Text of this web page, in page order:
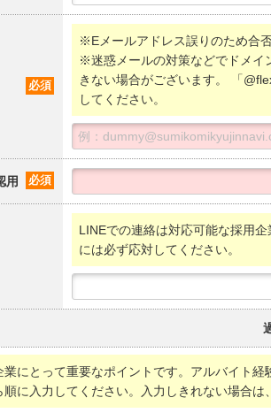
必須
※Eメールアドレス誤りのため合
※迷惑メールの対策などでドメイ
きない場合がございます。 「
してください。
用 必須
LINEでの連絡は対応可能な採用
には必ず応対してください。
業にとって重要なポイントです。アルバイト
に入力してください。入力しきれない場合